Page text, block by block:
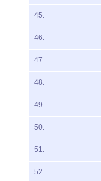
45.
46.
47.
48.
49.
50.
51.
52.